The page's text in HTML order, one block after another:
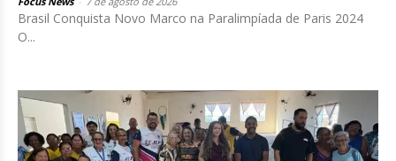
Brasil Conquista Novo Marco na Paralimpíada de Paris 2024
O...